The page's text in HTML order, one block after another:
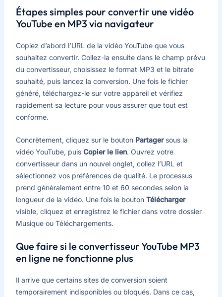
Étapes simples pour convertir une vidéo
YouTube en MP3 via navigateur
Copiez d’abord l’URL de la vidéo YouTube que vous
souhaitez convertir. Collez-la ensuite dans le champ prévu
du convertisseur, choisissez le format MP3 et le bitrate
souhaité, puis lancez la conversion. Une fois le fichier
généré, téléchargez-le sur votre appareil et vérifiez
rapidement sa lecture pour vous assurer que tout est
conforme.
Concrètement, cliquez sur le bouton Partagersous la
vidéo YouTube, puis Copier le lien. Ouvrez votre
convertisseur dans un nouvel onglet, collez l’URL et
sélectionnez vos préférences de qualité. Le processus
prend généralement entre 10 et 60 secondes selon la
longueur de la vidéo. Une fois le bouton Télécharger
visible, cliquez et enregistrez le fichier dans votre dossier
Musique ou Téléchargements.
Que faire si le convertisseur YouTube MP3
en ligne ne fonctionne plus
Il arrive que certains sites de conversion soient
temporairement indisponibles ou bloqués. Dans ce cas,